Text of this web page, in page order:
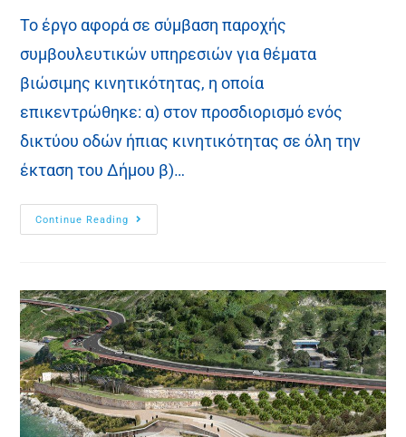
Το έργο αφορά σε σύμβαση παροχής
συμβουλευτικών υπηρεσιών για θέματα
βιώσιμης κινητικότητας, η οποία
επικεντρώθηκε: α) στον προσδιορισμό ενός
δικτύου οδών ήπιας κινητικότητας σε όλη την
έκταση του Δήμου β)…
Continue Reading